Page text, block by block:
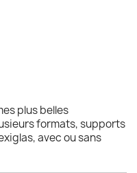
plus belles
formats, supports
avec ou sans